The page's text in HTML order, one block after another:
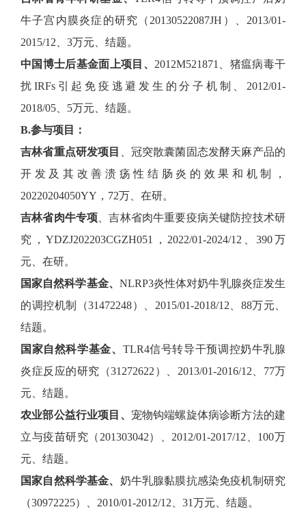
牛子宫内膜炎症的研究（20130522087JH）、2013/01-
2015/12、3万元、结题。
中国博士后基金面上项目、 2012M521871、猪瘟病毒干
扰IRFs引起免疫逃避发生的分子机制、2012/01-
2018/05、5万元、结题。
B.参与项目：
吉林省重点研发项目
、冠突散囊菌固态发酵天麻产品的
开发及其改善溃疡性结肠炎的效果和机制，
20220204050YY，72万、在研。
吉林省肉牛专项 、吉林省肉牛重要疫病关键防控技术研
究，YDZJ202203CGZH051，2022/01-2024/12、390万
元、在研。
国家自然科学基金、 NLRP3炎性体对奶牛乳腺炎症发生
的调控机制（31472248）、2015/01-2018/12、88万元、
结题。
国家自然科学基金、 TLR4信号转导干预调控奶牛乳腺
炎症反应的研究（31272622）、2013/01-2016/12、77万
元、结题。
农业部公益行业项目、 宠物钩端螺旋体病诊断方法的建
立与疫苗研究（201303042）、2012/01-2017/12、100万
元、结题。
国家自然科学基金、 奶牛乳腺黏膜抗感染免疫机制研究
（30972225）、2010/01-2012/12、31万元、结题。